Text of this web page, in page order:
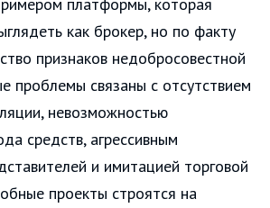
как брокер, но по факту
признаков недобросовестной
проблемы связаны с отсутствием
невозможностью
средств, агрессивным
и имитацией торговой
проекты строятся на